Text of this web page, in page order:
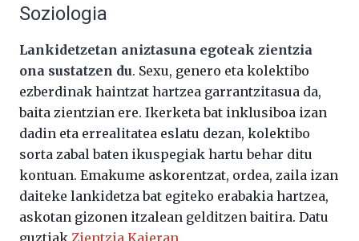
Soziologia
Lankidetzetan aniztasuna egoteak zientzia
ona sustatzen du. Sexu, genero eta kolektibo
ezberdinak haintzat hartzea garrantzitasua da,
baita zientzian ere. Ikerketa bat inklusiboa izan
dadin eta errealitatea eslatu dezan, kolektibo
sorta zabal baten ikuspegiak hartu behar ditu
kontuan. Emakume askorentzat, ordea, zaila izan
daiteke lankidetza bat egiteko erabakia hartzea,
askotan gizonen itzalean gelditzen baitira. Datu
guztiak Zientzia Kaieran